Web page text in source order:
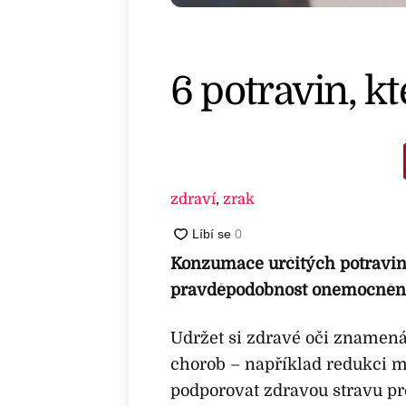
6 potravin,
zdraví, zrak
Konzumace určitých
pravděpodobnost
Udržet si zdravé oči
chorob – například redukci
podporovat zdravou stravu